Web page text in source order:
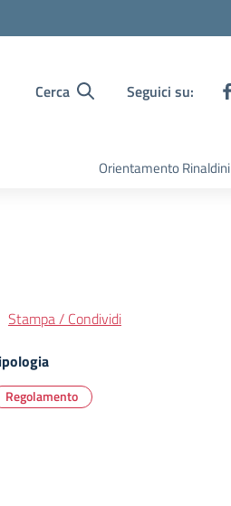
Cerca Seguici su:
Orientamento Rinaldini
Stampa / Condividi
Regolamento